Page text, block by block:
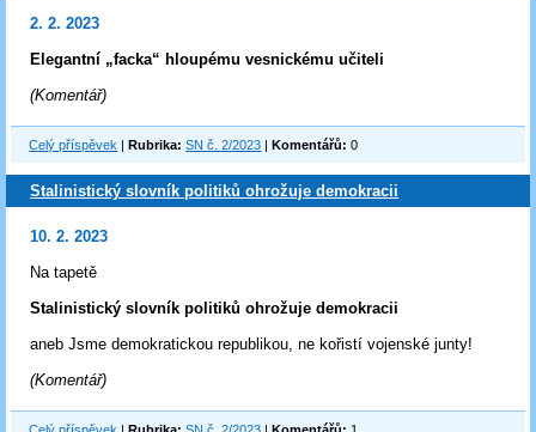
2. 2. 2023
Elegantní „facka“ hloupému vesnickému učiteli
(Komentář)
Celý příspěvek |Rubrika: SN č. 2/2023 |Komentářů: 0
Stalinistický slovník politiků ohrožuje demokracii
10. 2. 2023
Na tapetě
Stalinistický slovník politiků ohrožuje demokracii
aneb Jsme demokratickou republikou, ne kořistí vojenské junty!
(Komentář)